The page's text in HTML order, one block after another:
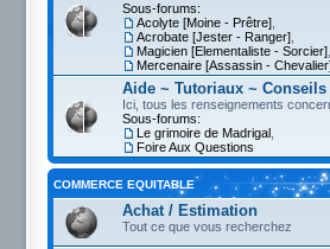
Sous-forums:
Acolyte [Moine - Prêtre]
Acrobate [Jester - Ranger]
Magicien [Elementaliste - Sorcier]
Mercenaire [Assassin -
Aide ~ Tutoriaux ~ Conseils
Ici, tous les renseignements
Sous-forums:
Le grimoire de Madrigal
Foire Aux Questions
COMMERCE EQUITABLE
Achat / Estimation
Tout ce que vous recherchez